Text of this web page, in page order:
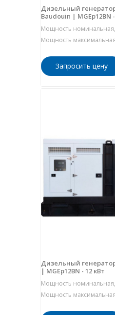
Дизельный
Baudouin | MGEp12BN
Мощность
Мощность
Запросить цену
Дизельный
| MGEp12BN - 12 кВт
Мощность
Мощность